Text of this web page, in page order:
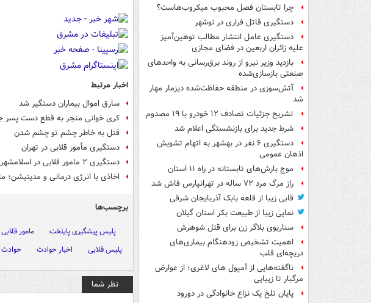
چرا تابستان فصل محبوب میکروب‌هاست؟
دستگیری قاتل فراری در نوشهر
دستگیری عامل انتشار مطالب توهین‌آمیز
علیه زائران اربعین در فضای مجازی
بازدید وزیر نیرو از روند برق‌رسانی به واحدهای
صنعتی بازسازی‌شده
آتش‌سوزی در منطقه حفاظت‌شده دیزمار مهار
شد
تشریح جزئیات تصادف ۱۲ خودرو با ۱۹ مصدوم
شرط جدید برای بازنشستگی اعلام شد
دستگیری ۶ نفر در بهشهر به اتهام تشویش
اذهان عمومی
موج بارش‌های تابستانه در راه ۱۱ استان
راز مرگ مرد ۷۲ ساله در تهرانپارس فاش شد
قابی زیبا از قلعه بابک آذربایجان شرقی
نمایی زیبا از طبیعت بکر استان گیلان
سناریوی بلاگر زن برای قتل شوهرش
اهمیت تشخیص زودهنگام بیماری‌های
دریچه‌ای قلب
ناگفته‌هایی از آمپول های لاغری؛ از عوارض
مرگبار تا زیبایی
پایان تلخ یک نزاع خانوادگی در دورود
اخبار مرتبط
سارق اموال بیماران دستگیر شد
کری خوانی منجر به قطع دست پسر
قتل به خاطر چشم تو چشم شدن
دستگیری مأمور قلابی در تهران
دستگیری ۲ مامور قلابی در اسلامشهر
اخاذی با انرژی درمانی و مدیتیشن؛
برچسب‌ها
پلیس پیشگیری پایتخت مامور قلابی
پلیس قلابی
اخبار حوادث حوادث
نظر شما